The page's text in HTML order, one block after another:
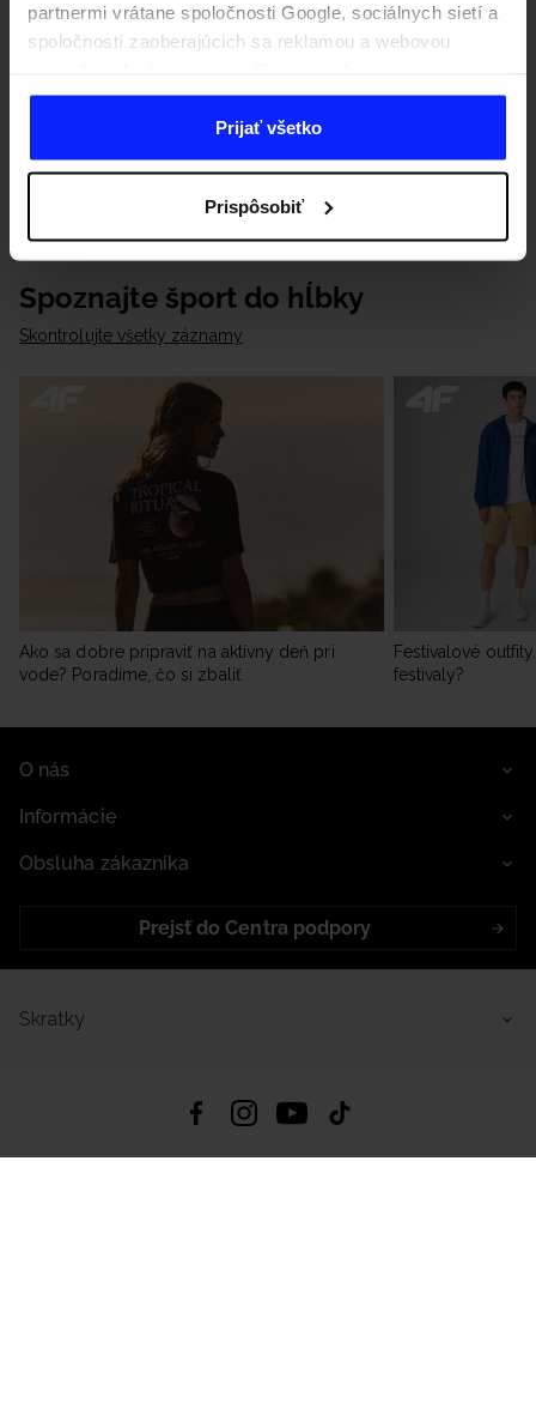
partnermi vrátane spoločnosti Google, sociálnych sietí a
spoločností zaoberajúcich sa reklamou a webovou
kombinovať s inými, ktoré poskytnete mimo tejto
webovej stránky, ako aj s údajmi, ktoré získajú v
dôsledku vášho používania ich služieb. S vaším
našim partnerom, aby sme zacielili a zlepšili spôsob
zobrazovania online reklamy, vykonali analytický
našimi partnermi (napr. sociálne siete). Podrobné
informácie nájdete v našich Zásadách ochrany osobných
Prijať všetko
Prispôsobiť
Spoznajte šport do hĺbky
Skontrolujte všetky záznamy
Ako sa dobre pripraviť na aktívny deň pri
vode? Poradíme, čo si zbaliť
Festivalové
festivaly?
O nás
Informácie
Obsluha zákazníka
Prejsť do Centra podpory
Skratky